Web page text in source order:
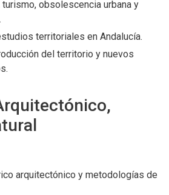
obsolescencia urbana y
territoriales en Andalucía.
del territorio y nuevos
arquitectónico y metodologías de